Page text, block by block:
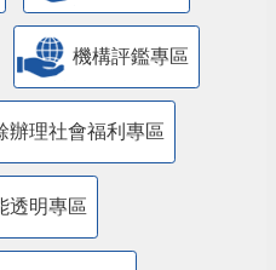
機構評鑑專區
辦理社會福利專區
透明專區